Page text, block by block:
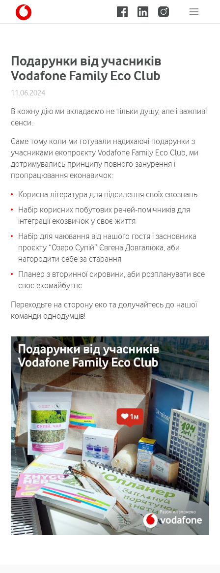
Подарунки від учасників
Vodafone Family Eco Club
11.06.2024
В кожну дію ми вкладаємо не тільки душу, але і важливі
сенси.
Саме тому коли ми готували надихаючі подарунки з
учасниками екопроєкту Vodafone Family Eco Club, ми
дотримувались принципу повного занурення і
пропрацювання еконавичок:
Корисна література для підсилення своїх екознань
Набір корисних побутових речей-помічників для
інтеграції екозвичок у своє життя
Набір для чаювання від нашого гостя і засновника
проєкту “Озеро Супій” Євгена Довгалюка, аби
нагородити себе за старання
Планер з вторинної сировини, аби розпланувати все
своє екомайбутнє
Переходьте на сторону еко та долучайтесь до нашої
команди однодумців!